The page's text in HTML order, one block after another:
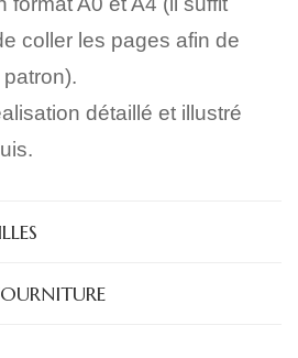
coller les pages afin de
détaillé et illustré